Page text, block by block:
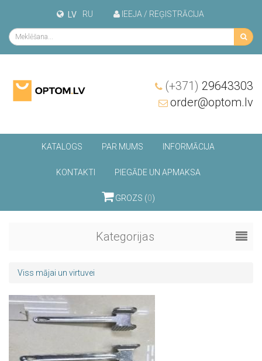
LV RU IEEJA / REĢISTRĀCIJA
(+371) 29643303
order@optom.lv
KATALOGS PAR MUMS INFORMĀCIJA
KONTAKTI PIEGĀDE UN APMAKSA
GROZS (0)
Kategorijas
Viss mājai un virtuvei